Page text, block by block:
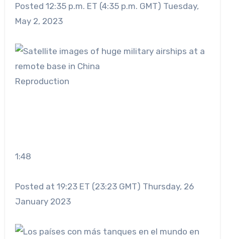
Posted 12:35 p.m. ET (4:35 p.m. GMT) Tuesday,
May 2, 2023
Reproduction
1:48
Posted at 19:23 ET (23:23 GMT) Thursday, 26
January 2023